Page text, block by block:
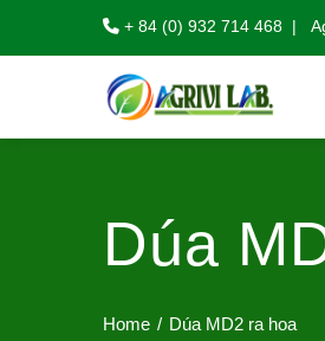
+ 84 (0) 932 714 468 |
Dúa
Home Dúa MD2 ra hoa